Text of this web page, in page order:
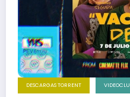
DESCARGAS TORRENT